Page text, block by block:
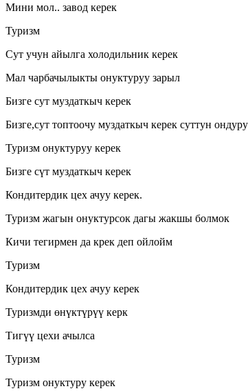
Мини мол.. завод керек
Туризм
Сут учун айылга холодильник керек
Мал чарбачылыкты онуктуруу зарыл
Бизге сут муздаткыч керек
Бизге,сут топтоочу муздаткыч керек суттун
Туризм онуктуруу керек
Бизге сүт муздаткыч керек
Кондитердик цех ачуу керек.
Туризм жагын онуктурсок дагы жакшы болмок
Кичи тегирмен да крек деп ойлойм
Туризм
Кондитердик цех ачуу керек
Туризмди өнүктүрүү керк
Тигүү цехи ачылса
Туризм
Туризм онуктуру керек